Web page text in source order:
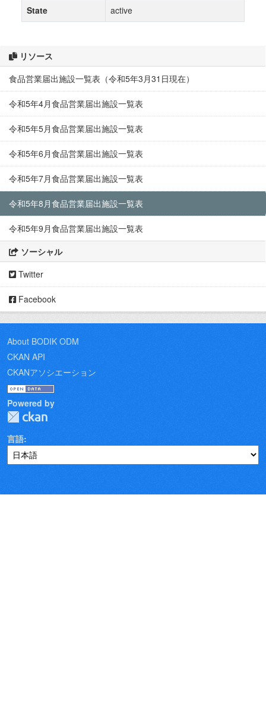
リソース
食品営業届出施設一覧表（令和5年3月31日現在）
令和5年4月食品営業届出施設一覧表
令和5年5月食品営業届出施設一覧表
令和5年6月食品営業届出施設一覧表
令和5年7月食品営業届出施設一覧表
令和5年8月食品営業届出施設一覧表
令和5年9月食品営業届出施設一覧表
ソーシャル
Twitter
Facebook
State
active
About BODIK ODM
CKAN API
CKANアソシエーション
Powered by
言語